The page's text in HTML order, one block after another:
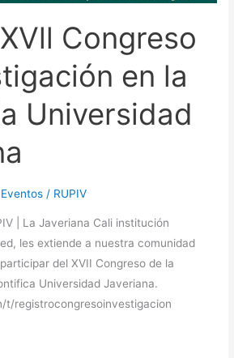
Congreso
en la
Universidad
Eventos / RUPIV
| La Javeriana Cali institución
les extiende a nuestra comunidad
del XVII Congreso de la
Universidad Javeriana.
t/registrocongresoinvestigacion